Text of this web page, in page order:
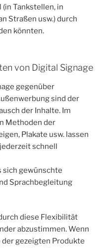
Tankstellen, in
Straßen usw.) durch
könnten.
von Digital Signage
gegenüber
sind der
der Inhalte. Im
Methoden der
Plakate usw. lassen
schnell
sich gewünschte
Sprachbegleitung
diese Flexibilität
abzustimmen. Wenn
der gezeigten Produkte